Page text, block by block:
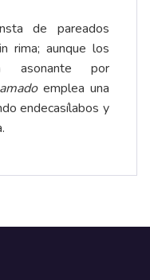
de pareados
rima; aunque los
asonante por
emplea una
endecasílabos y